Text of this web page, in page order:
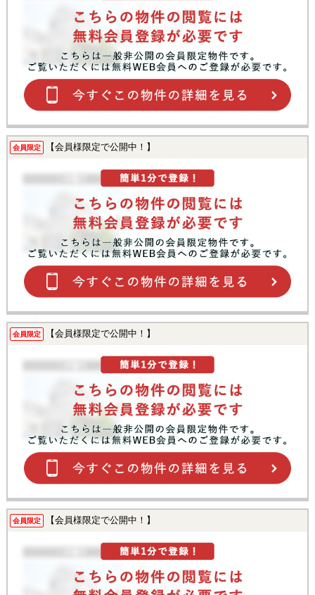
会員限定 【会員様限定で公開中！】
会員限定 【会員様限定で公開中！】
会員限定 【会員様限定で公開中！】